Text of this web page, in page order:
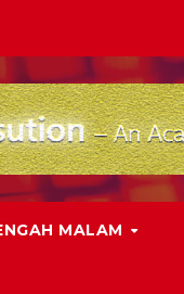
MALAM